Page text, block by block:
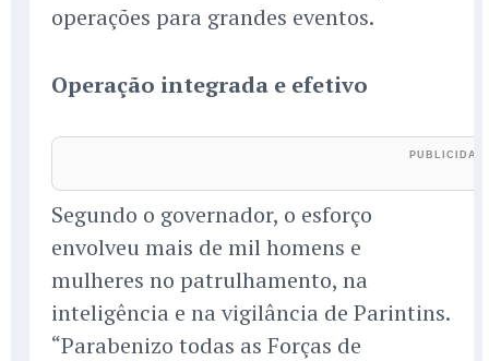
operações para grandes eventos.
Operação integrada e efetivo
Segundo o governador, o esforço
envolveu mais de mil homens e
mulheres no patrulhamento, na
inteligência e na vigilância de Parintins.
“Parabenizo todas as Forças de